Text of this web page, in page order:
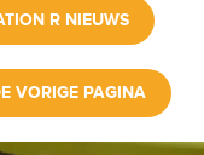
R NIEUWS
VORIGE PAGINA